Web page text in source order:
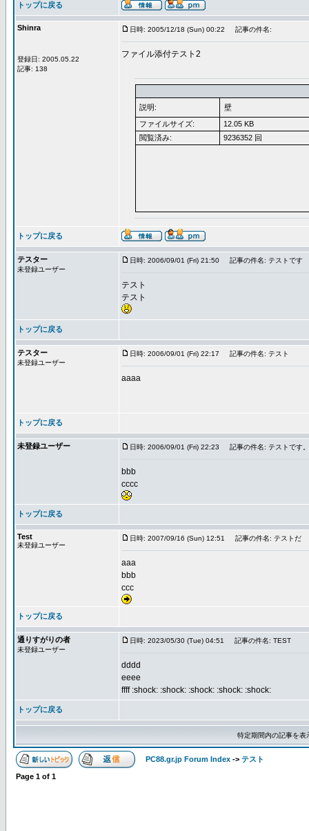
トップに戻る
Shinra
登録日: 2005.05.22
記事: 138
日時: 2005/12/18 (Sun) 00:22 記事の件名:
ファイル添付テスト2
説明:
壁
ファイルサイズ:
12.05 KB
閲覧済み:
9236352 回
トップに戻る
テスター
未登録ユーザー
日時: 2006/09/01 (Fri) 21:50 記事の件名: テストです
テスト
テスト
トップに戻る
テスター
未登録ユーザー
日時: 2006/09/01 (Fri) 22:17 記事の件名: テスト
aaaa
トップに戻る
未登録ユーザー 日時: 2006/09/01 (Fri) 22:23 記事の件名: テストです。
bbb
cccc
トップに戻る
Test
未登録ユーザー
日時: 2007/09/16 (Sun) 12:51 記事の件名: テストだ
aaa
bbb
ccc
トップに戻る
通りすがりの者
未登録ユーザー
日時: 2023/05/30 (Tue) 04:51 記事の件名: TEST
dddd
eeee
ffff :shock: :shock: :shock: :shock: :shock:
トップに戻る
特定期間内の記事を
PC88.gr.jp Forum Index -> テスト
Page 1 of 1